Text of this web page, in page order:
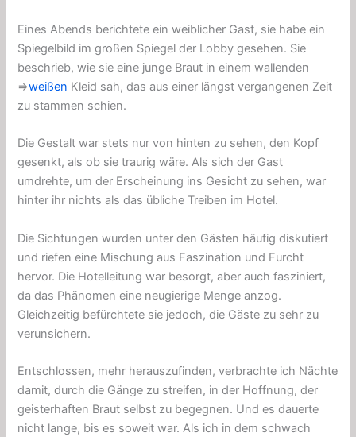
Eines Abends berichtete ein weiblicher Gast, sie habe ein
Spiegelbild im großen Spiegel der Lobby gesehen. Sie
beschrieb, wie sie eine junge Braut in einem wallenden
⇒weißen Kleid sah, das aus einer längst vergangenen Zeit
zu stammen schien.
Die Gestalt war stets nur von hinten zu sehen, den Kopf
gesenkt, als ob sie traurig wäre. Als sich der Gast
umdrehte, um der Erscheinung ins Gesicht zu sehen, war
hinter ihr nichts als das übliche Treiben im Hotel.
Die Sichtungen wurden unter den Gästen häufig diskutiert
und riefen eine Mischung aus Faszination und Furcht
hervor. Die Hotelleitung war besorgt, aber auch fasziniert,
da das Phänomen eine neugierige Menge anzog.
Gleichzeitig befürchtete sie jedoch, die Gäste zu sehr zu
verunsichern.
Entschlossen, mehr herauszufinden, verbrachte ich Nächte
damit, durch die Gänge zu streifen, in der Hoffnung, der
geisterhaften Braut selbst zu begegnen. Und es dauerte
nicht lange, bis es soweit war. Als ich in dem schwach